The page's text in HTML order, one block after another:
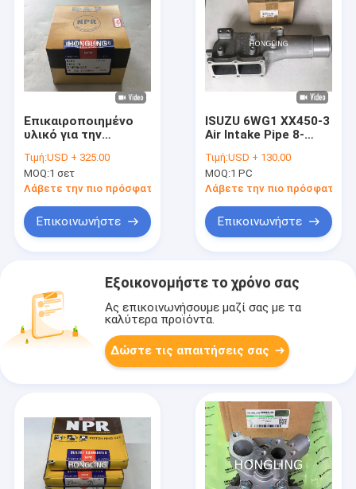
Επικαιροποιημένο
υλικό για την
για την κατασκευή
υλικών για την
κατασκευή υλικών
υλικών για την
κατασκευή υλικών
υλικών για την
για την κατασκευή
υλικών
Τιμή:USD + 325.00
MOQ:1 σετ
Λάβετε την πιο πρόσφατη τιμή
Επικοινωνήστε
ISUZU 6WG1 XX450-3
Air Intake Pipe 8-
Τιμή:USD + 130.00
MOQ:1 PC
Λάβετε την πιο πρόσφατη
Επικοινωνήστε
Εξοικονομήστε το χρόνο σας
Ας επικοινωνήσουμε μαζί σας με τα
καλύτερα προϊόντα.
Δώστε τις απαιτήσεις σας